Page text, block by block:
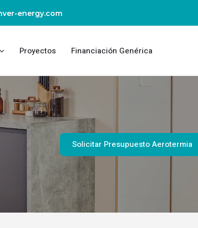
energy.com
Proyectos Financiación Genérica
Solicitar Presupuesto Aerotermia